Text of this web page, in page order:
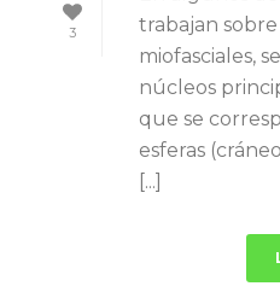
3
trabajan
miofasciales,
núcleos
que se
esferas
[...]